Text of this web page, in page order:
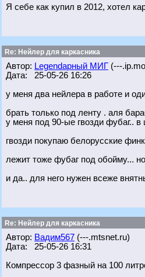
Я себе как купил в 2012, хотел
Re: Нейлер для каркасника
Автор: Legendарный МИГ (---
Дата: 25-05-26 16:26
у меня два нейлера в работе и
брать только под ленту . аля
у меня под 90-ые гвозди фубаг..
гвозди покупаю белорусские
лежит тоже фубаг под обойму...
и да.. для него нужен всеже
Re: Нейлер для каркасника
Автор: Вадим567 (---.mtsnet.ru)
Дата: 25-05-26 16:31
Компрессор 3 фазный на 100